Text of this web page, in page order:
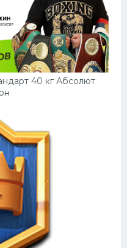
40 кг Абсолют